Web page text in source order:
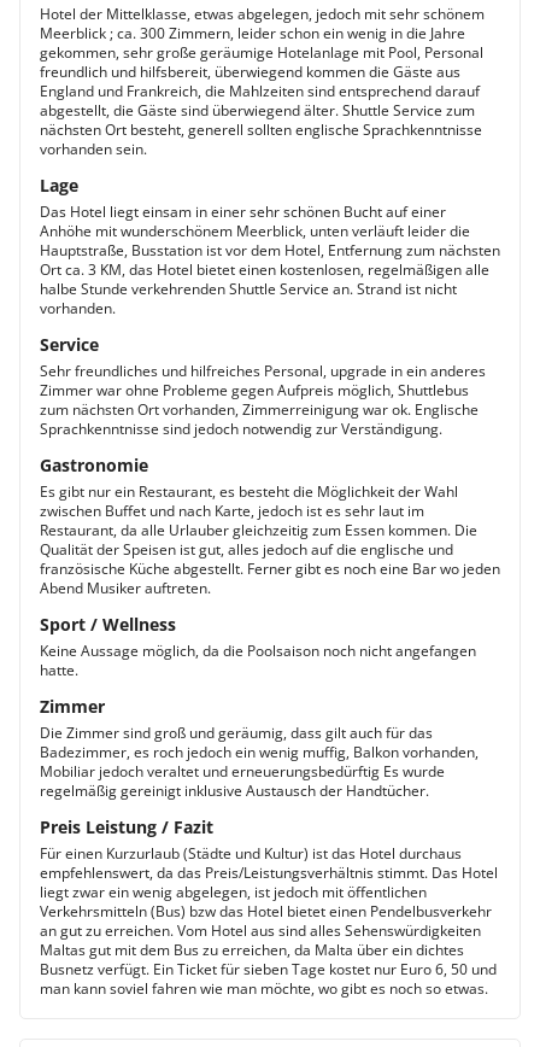
Hotel der Mittelklasse, etwas abgelegen, jedoch mit sehr schönem
Meerblick ; ca. 300 Zimmern, leider schon ein wenig in die Jahre
gekommen, sehr große geräumige Hotelanlage mit Pool, Personal
freundlich und hilfsbereit, überwiegend kommen die Gäste aus
England und Frankreich, die Mahlzeiten sind entsprechend darauf
abgestellt, die Gäste sind überwiegend älter. Shuttle Service zum
nächsten Ort besteht, generell sollten englische Sprachkenntnisse
vorhanden sein.
Lage
Das Hotel liegt einsam in einer sehr schönen Bucht auf einer
Anhöhe mit wunderschönem Meerblick, unten verläuft leider die
Hauptstraße, Busstation ist vor dem Hotel, Entfernung zum nächsten
Ort ca. 3 KM, das Hotel bietet einen kostenlosen, regelmäßigen alle
halbe Stunde verkehrenden Shuttle Service an. Strand ist nicht
vorhanden.
Service
Sehr freundliches und hilfreiches Personal, upgrade in ein anderes
Zimmer war ohne Probleme gegen Aufpreis möglich, Shuttlebus
zum nächsten Ort vorhanden, Zimmerreinigung war ok. Englische
Sprachkenntnisse sind jedoch notwendig zur Verständigung.
Gastronomie
Es gibt nur ein Restaurant, es besteht die Möglichkeit der Wahl
zwischen Buffet und nach Karte, jedoch ist es sehr laut im
Restaurant, da alle Urlauber gleichzeitig zum Essen kommen. Die
Qualität der Speisen ist gut, alles jedoch auf die englische und
französische Küche abgestellt. Ferner gibt es noch eine Bar wo jeden
Abend Musiker auftreten.
Sport / Wellness
Keine Aussage möglich, da die Poolsaison noch nicht angefangen
hatte.
Zimmer
Die Zimmer sind groß und geräumig, dass gilt auch für das
Badezimmer, es roch jedoch ein wenig muffig, Balkon vorhanden,
Mobiliar jedoch veraltet und erneuerungsbedürftig Es wurde
regelmäßig gereinigt inklusive Austausch der Handtücher.
Preis Leistung / Fazit
Für einen Kurzurlaub (Städte und Kultur) ist das Hotel durchaus
empfehlenswert, da das Preis/Leistungsverhältnis stimmt. Das Hotel
liegt zwar ein wenig abgelegen, ist jedoch mit öffentlichen
Verkehrsmitteln (Bus) bzw das Hotel bietet einen Pendelbusverkehr
an gut zu erreichen. Vom Hotel aus sind alles Sehenswürdigkeiten
Maltas gut mit dem Bus zu erreichen, da Malta über ein dichtes
Busnetz verfügt. Ein Ticket für sieben Tage kostet nur Euro 6, 50 und
man kann soviel fahren wie man möchte, wo gibt es noch so etwas.